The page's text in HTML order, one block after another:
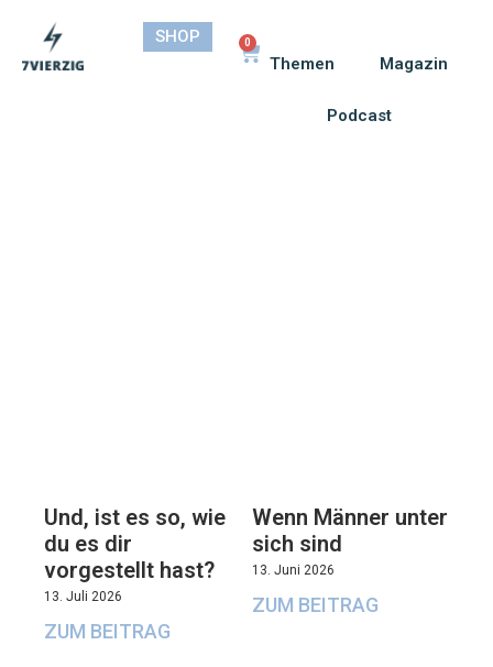
SHOP 0
Themen Magazin
Podcast
Und, ist es so, wie
du es dir
vorgestellt hast?
13. Juli 2026
ZUM BEITRAG
Wenn Männer unter
sich sind
13. Juni 2026
ZUM BEITRAG